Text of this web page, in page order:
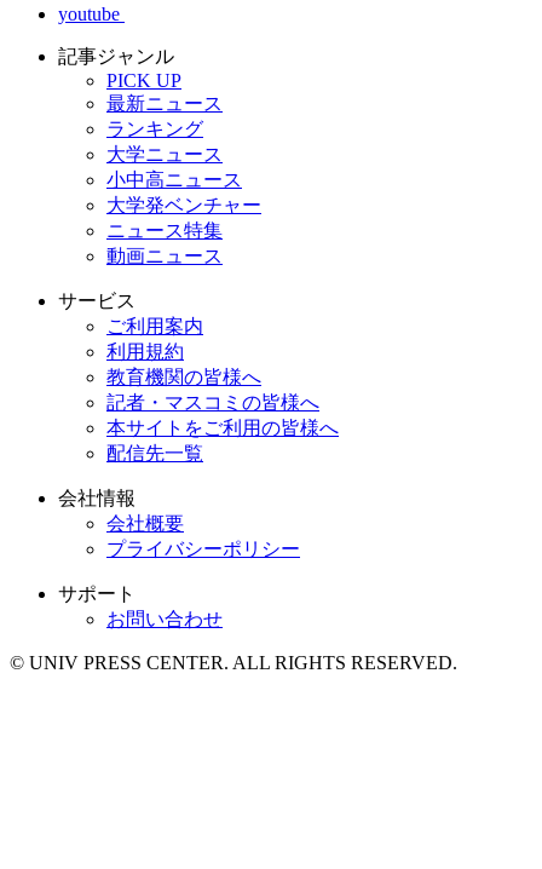
youtube
記事ジャンル
PICK UP
最新ニュース
ランキング
大学ニュース
小中高ニュース
大学発ベンチャー
ニュース特集
動画ニュース
サービス
ご利用案内
利用規約
教育機関の皆様へ
記者・マスコミの皆様へ
本サイトをご利用の皆様へ
配信先一覧
会社情報
会社概要
プライバシーポリシー
サポート
お問い合わせ
© UNIV PRESS CENTER. ALL RIGHTS RESERVED.